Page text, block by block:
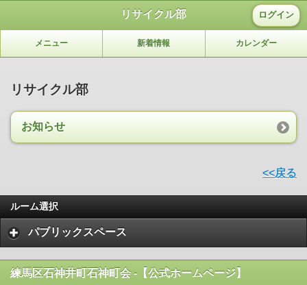
リサイクル部 ログイン
メニュー 新着情報 カレンダー
リサイクル部
お知らせ
<<戻る
ルーム選択
パブリックスペース
練馬区石神井町石神町会 -【公式ホームページ】